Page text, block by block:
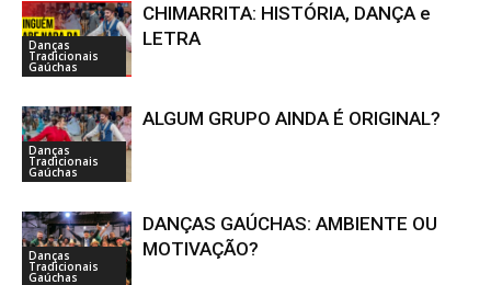
Danças
Tradicionais
Gaúchas
CHIMARRITA: HISTÓRIA, DANÇA e
LETRA
Danças
Tradicionais
Gaúchas
ALGUM GRUPO AINDA É ORIGINAL?
Danças
Tradicionais
Gaúchas
DANÇAS GAÚCHAS: AMBIENTE OU
MOTIVAÇÃO?